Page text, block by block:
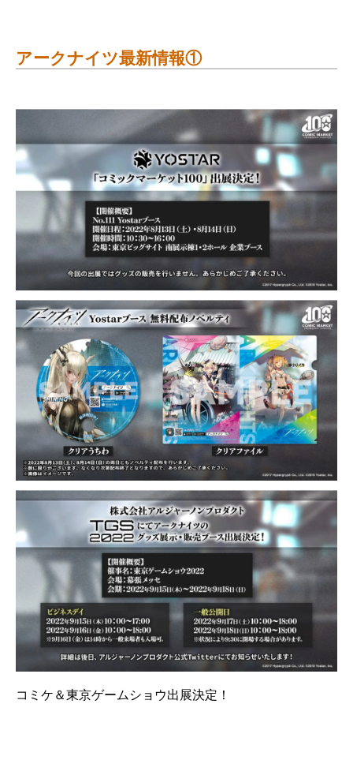
アークナイツ最新情報①
コミケ＆東京ゲームショウ出展決定！